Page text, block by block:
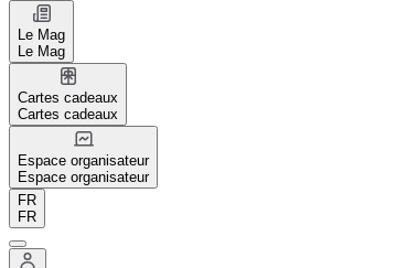
Le Mag
Le Mag
Cartes cadeaux
Cartes cadeaux
Espace organisateur
Espace organisateur
FR
FR